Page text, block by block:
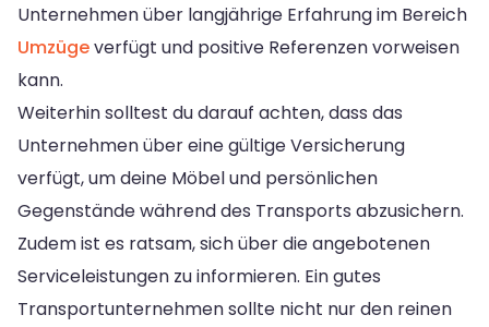
Unternehmen über langjährige Erfahrung im Bereich
Umzügeverfügt und positive Referenzen vorweisen
kann.
Weiterhin solltest du darauf achten, dass das
Unternehmen über eine gültige Versicherung
verfügt, um deine Möbel und persönlichen
Gegenstände während des Transports abzusichern.
Zudem ist es ratsam, sich über die angebotenen
Serviceleistungen zu informieren. Ein gutes
Transportunternehmen sollte nicht nur den reinen